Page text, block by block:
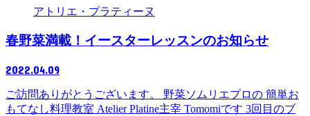
アトリエ・プラティーヌ
春野菜満載！イースターレッスンのお知らせ
2022.04.09
ご訪問ありがとうございます。 野菜ソムリエプロの 簡単お
もてなし料理教室 Atelier Platine主宰 Tomomiです 3回目のブ